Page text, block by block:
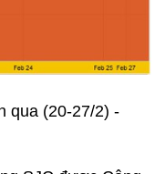
qua (20-27/2) -